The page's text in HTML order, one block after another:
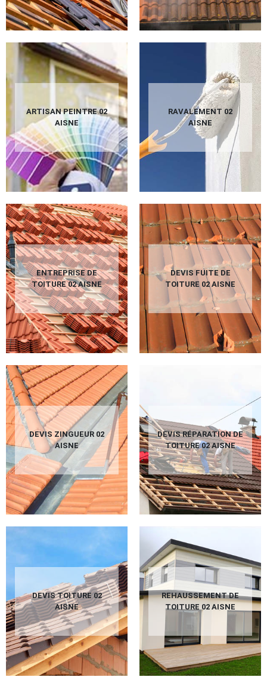
ARTISAN PEINTRE 02
AISNE
RAVALEMENT 02
AISNE
ENTREPRISE DE
TOITURE 02 AISNE
DEVIS FUITE DE
TOITURE 02 AISNE
DEVIS ZINGUEUR 02
AISNE
DEVIS RÉPARATION DE
TOITURE 02 AISNE
DEVIS TOITURE 02
AISNE
REHAUSSEMENT DE
TOITURE 02 AISNE